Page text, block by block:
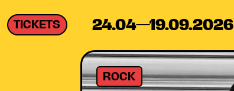
24.04—19.09.2026
TICKETS
ROCK